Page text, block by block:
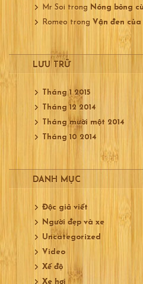
Mr Soi trong Nóng bỏng
Romeo trong Vận đen của
LƯU TRỮ
Tháng 1 2015
Tháng 12 2014
Tháng mười một 2014
Tháng 10 2014
DANH MỤC
Độc giả viết
Người đẹp và xe
Uncategorized
Video
Xế độ
Xe hơi